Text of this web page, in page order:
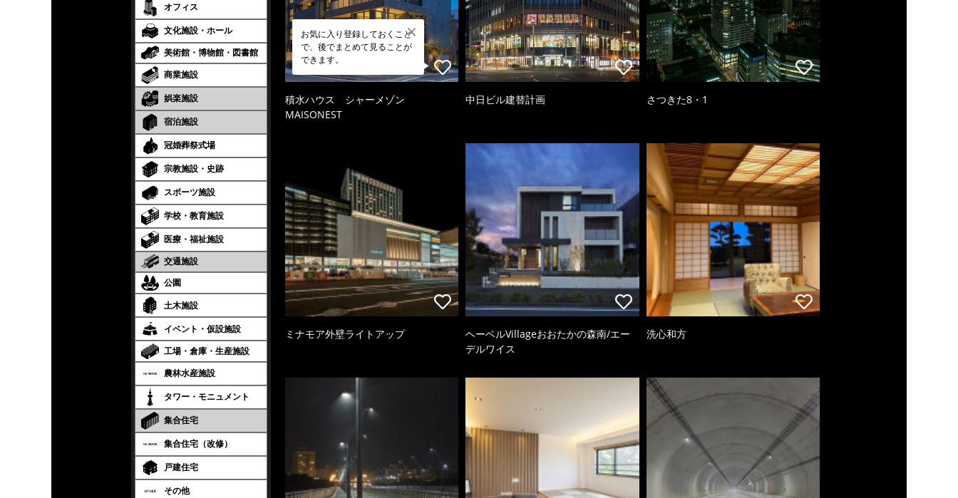
オフィス
文化施設・ホール
美術館・博物館・図書館
商業施設
娯楽施設
宿泊施設
冠婚葬祭式場
宗教施設・史跡
スポーツ施設
学校・教育施設
医療・福祉施設
交通施設
公園
土木施設
イベント・仮設施設
工場・倉庫・生産施設
農林水産施設
タワー・モニュメント
集合住宅
集合住宅（改修）
戸建住宅
その他
お気に入り登録しておくこと
で、後でまとめて見ることが
できます。
積水ハウス シャーメゾン
MAISONEST
中日ビル建替計画 さつきた8・1
ミナモア外壁ライトアップ
ヘーベルVillageおおたかの森南/エー
デルワイス
洗心和方